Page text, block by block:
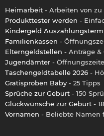
Heimarbeit - Arbeiten von zu
Produkttester werden -
Kindergeld
Familienkassen -
Elterngeldstellen - Anträge
Jugendämter -
Taschengeldtabelle 2026 -
Gratisproben Baby - 25 Tipps
Sprüche zur Geburt - 150
Glückwünsche zur Geburt -
Vornamen - Beliebte Namen